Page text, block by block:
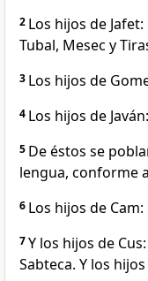
2 Los hijos de
Tubal, Mesec y
3 Los hijos de
4 Los hijos de
5 De éstos se
lengua, conforme
6 Los hijos de
7Y los hijos de
Sabteca. Y los